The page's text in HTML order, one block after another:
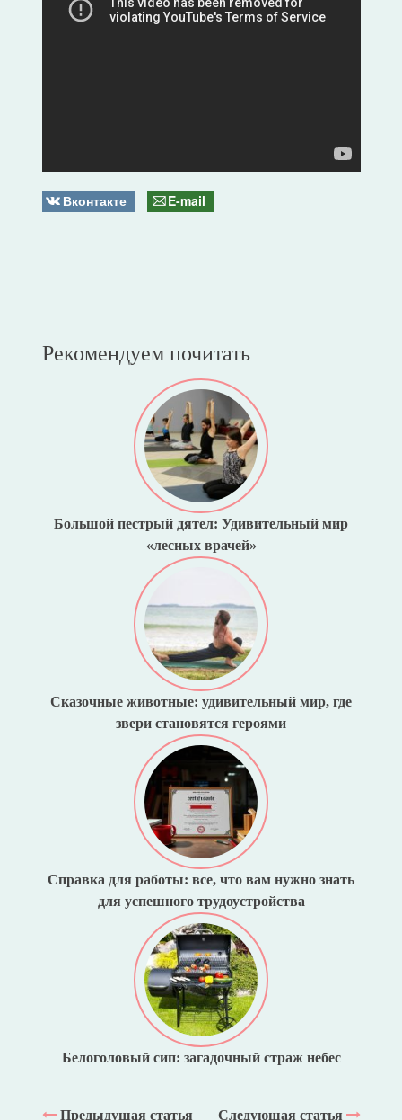
Вконтакте E-mail
Рекомендуем почитать
Большой пестрый дятел: Удивительный мир
«лесных врачей»
Сказочные животные: удивительный мир, где
звери становятся героями
Справка для работы: все, что вам нужно знать
для успешного трудоустройства
Белоголовый сип: загадочный страж небес
Предыдущая статья Следующая статья